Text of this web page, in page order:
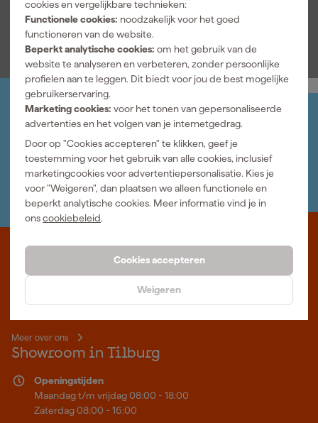
cookies en vergelijkbare technieken:
Functionele cookies: noodzakelijk voor het goed
functioneren van de website.
Beperkt analytische cookies: om het gebruik van de
website te analyseren en verbeteren, zonder persoonlijke
profielen aan te leggen. Dit biedt voor jou de best mogelijke
gebruikerservaring.
Marketing cookies: voor het tonen van gepersonaliseerde
advertenties en het volgen van je internetgedrag.
Door op "Cookies accepteren" te klikken, geef je
toestemming voor het gebruik van alle cookies, inclusief
marketingcookies voor advertentiepersonalisatie. Kies je
voor "Weigeren", dan plaatsen we alleen functionele en
beperkt analytische cookies. Meer informatie vind je in
onscookiebeleid.
Cookies accepteren
Weigeren
Bekijk alle kenmerken
Jouw account
Log-in en beheer je bestellingen en gegevens
Nieuwsbrief
Inschrijven wekelijkse nieuwsbrief
Wij helpen je graag
Neem contact op met één van onze specialisten.
Waar staat Gereedschapcentrum voor
specialist, wat je project ook is. Gereedschapcentrum is Beter
Meer over ons
Showroom in Tilburg
Openingstijden
Maandag t/m vrijdag 08:00 - 18:00
Zaterdag 08:00 - 16:00